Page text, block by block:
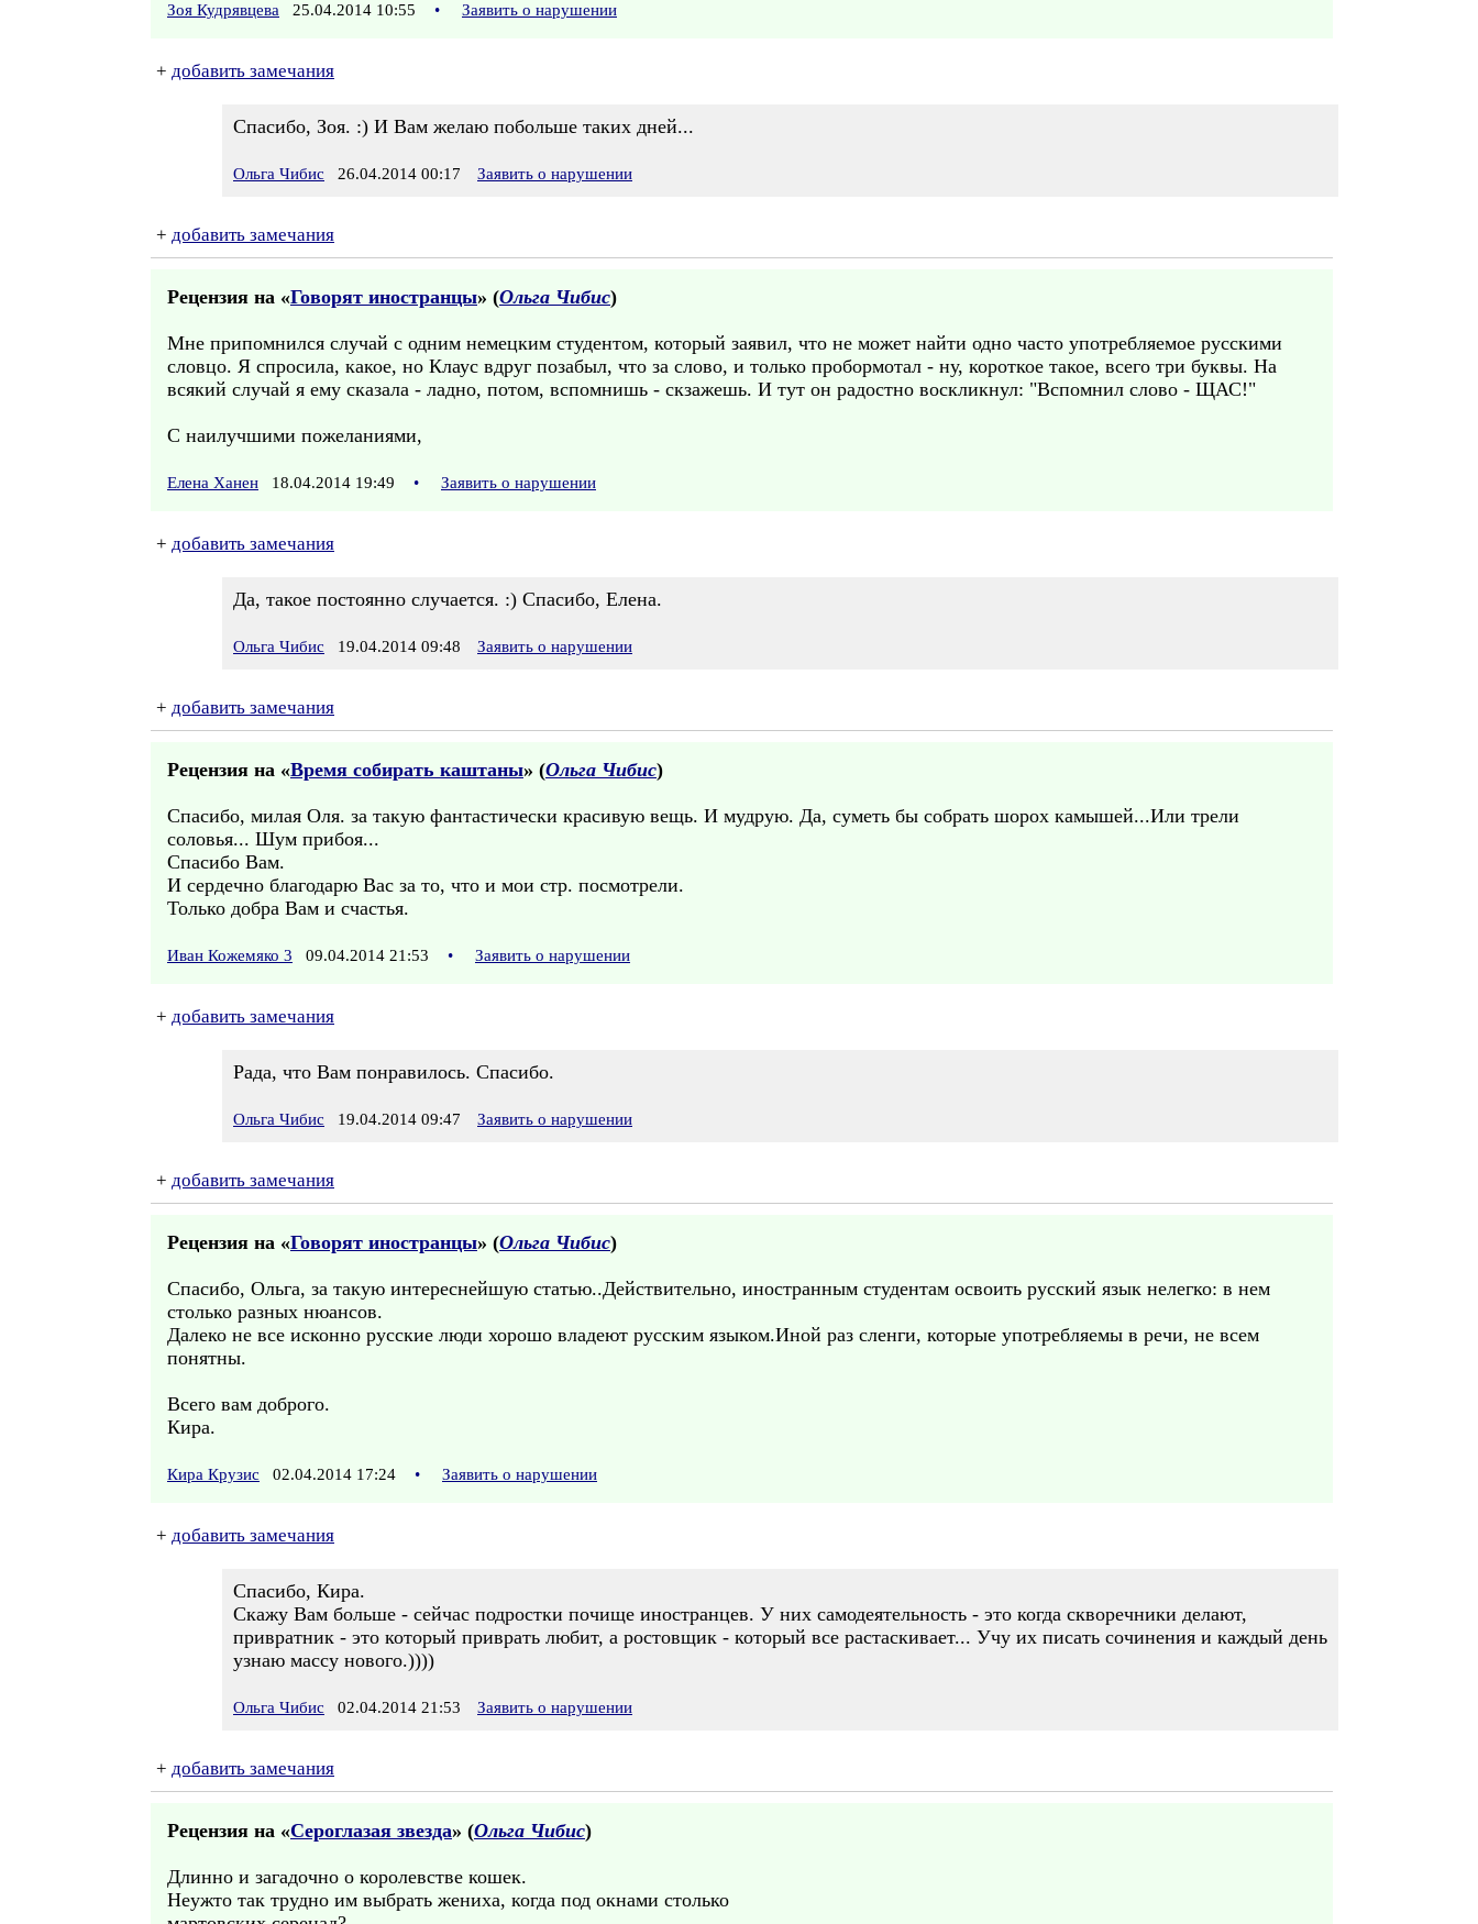
Зоя Кудрявцева 25.04.2014 10:55 • Заявить о нарушении
+ добавить замечания
Спасибо, Зоя. :) И Вам желаю побольше таких дней...
Ольга Чибис 26.04.2014 00:17 Заявить о нарушении
+ добавить замечания
Рецензия на «Говорят иностранцы» (Ольга Чибис)
Мне припомнился случай с одним немецким студентом, который заявил, что не может найти одно часто употребляемое русскими
словцо. Я спросила, какое, но Клаус вдруг позабыл, что за слово, и только пробормотал - ну, короткое такое, всего три буквы. На
всякий случай я ему сказала - ладно, потом, вспомнишь - скзажешь. И тут он радостно воскликнул: "Вспомнил слово - ЩАС!"
С наилучшими пожеланиями,
Елена Ханен 18.04.2014 19:49 • Заявить о нарушении
+ добавить замечания
Да, такое постоянно случается. :) Спасибо, Елена.
Ольга Чибис 19.04.2014 09:48 Заявить о нарушении
+ добавить замечания
Рецензия на «Время собирать каштаны» (Ольга Чибис)
Спасибо, милая Оля. за такую фантастически красивую вещь. И мудрую. Да, суметь бы собрать шорох камышей...Или трели
соловья... Шум прибоя...
Спасибо Вам.
И сердечно благодарю Вас за то, что и мои стр. посмотрели.
Только добра Вам и счастья.
Иван Кожемяко 3 09.04.2014 21:53 • Заявить о нарушении
+ добавить замечания
Рада, что Вам понравилось. Спасибо.
Ольга Чибис 19.04.2014 09:47 Заявить о нарушении
+ добавить замечания
Рецензия на «Говорят иностранцы» (Ольга Чибис)
Спасибо, Ольга, за такую интереснейшую статью..Действительно, иностранным студентам освоить русский язык нелегко: в нем
столько разных нюансов.
Далеко не все исконно русские люди хорошо владеют русским языком.Иной раз сленги, которые употребляемы в речи, не всем
понятны.
Всего вам доброго.
Кира.
Кира Крузис 02.04.2014 17:24 • Заявить о нарушении
+ добавить замечания
Спасибо, Кира.
Скажу Вам больше - сейчас подростки почище иностранцев. У них самодеятельность - это когда скворечники делают,
привратник - это который приврать любит, а ростовщик - который все растаскивает... Учу их писать сочинения и каждый день
узнаю массу нового.))))
Ольга Чибис 02.04.2014 21:53 Заявить о нарушении
+ добавить замечания
Рецензия на «Сероглазая звезда» (Ольга Чибис)
Длинно и загадочно о королевстве кошек.
Неужто так трудно им выбрать жениха, когда под окнами столько